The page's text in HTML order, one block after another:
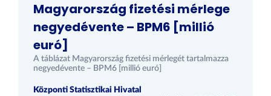
Magyarország fizetési mérlege
negyedévente – BPM6 [millió
euró]
A táblázat Magyarország fizetési mérlegét tartalmazza
negyedévente – BPM6 [millió euró]
Központi Statisztikai Hivatal